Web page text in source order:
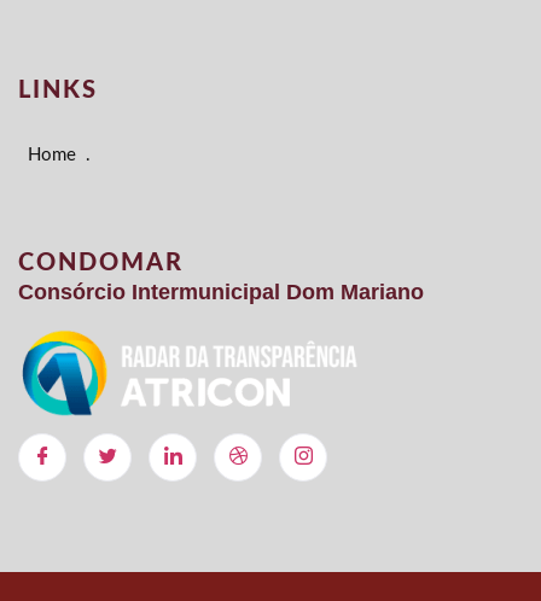
LINKS
Home .
CONDOMAR
Consórcio Intermunicipal Dom Mariano